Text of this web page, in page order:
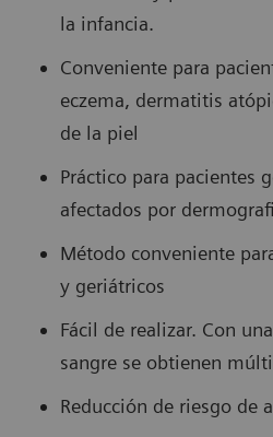
la infancia.
Conveniente para
eczema, dermatitis
de la piel
Práctico para pacientes
afectados por
Método conveniente
y geriátricos
Fácil de realizar. Con
sangre se obtienen
Reducción de riesgo de